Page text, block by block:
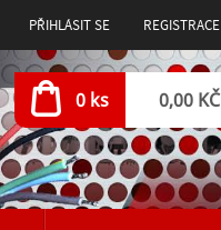
PŘIHLÁSIT SE REGISTRACE
0 ks 0,00 KČ